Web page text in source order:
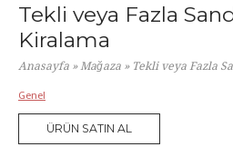
Tekli veya Fazla
Kiralama
Anasayfa »Mağaza » Tekli veya Fazla
Genel
ÜRÜN SATIN AL